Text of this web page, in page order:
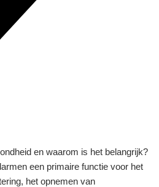
en waarom is het belangrijk?
een primaire functie voor het
het opnemen van